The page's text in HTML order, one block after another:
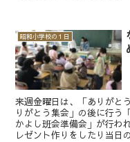
昭和小学校の１日
来週金曜日は、「ありがと
りがとう集会」の後に行う
かよし班会準備会」が行わ
レゼント作りをしたり当日